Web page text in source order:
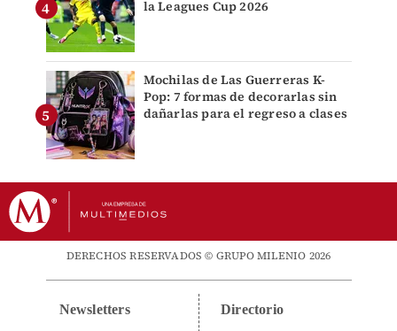
la Leagues Cup 2026
Mochilas de Las Guerreras K-
Pop: 7 formas de decorarlas sin
dañarlas para el regreso a clases
DERECHOS RESERVADOS © GRUPO MILENIO 2026
Newsletters Directorio